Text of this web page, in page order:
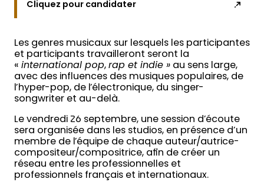
Cliquez pour candidater
Les genres musicaux sur lesquels les participantes
et participants travailleront seront la
« international pop, rap et indie » au sens large,
avec des influences des musiques populaires, de
l’hyper-pop, de l’électronique, du singer-
songwriter et au-delà.
Le vendredi 26 septembre, une session d’écoute
sera organisée dans les studios, en présence d’un
membre de l’équipe de chaque auteur/autrice-
compositeur/compositrice, afin de créer un
réseau entre les professionnelles et
professionnels français et internationaux.